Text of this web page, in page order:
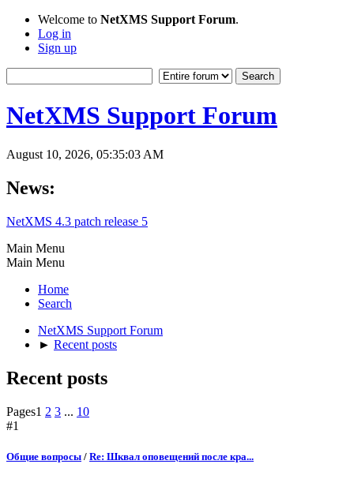
Welcome to NetXMS Support Forum.
Log in
Sign up
NetXMS Support Forum
August 10, 2026, 05:35:03 AM
News:
NetXMS 4.3 patch release 5
Main Menu
Main Menu
Home
Search
NetXMS Support Forum
► Recent posts
Recent posts
Pages1 2 3 ... 10
#1
Общие вопросы / Re: Шквал оповещений после кра...